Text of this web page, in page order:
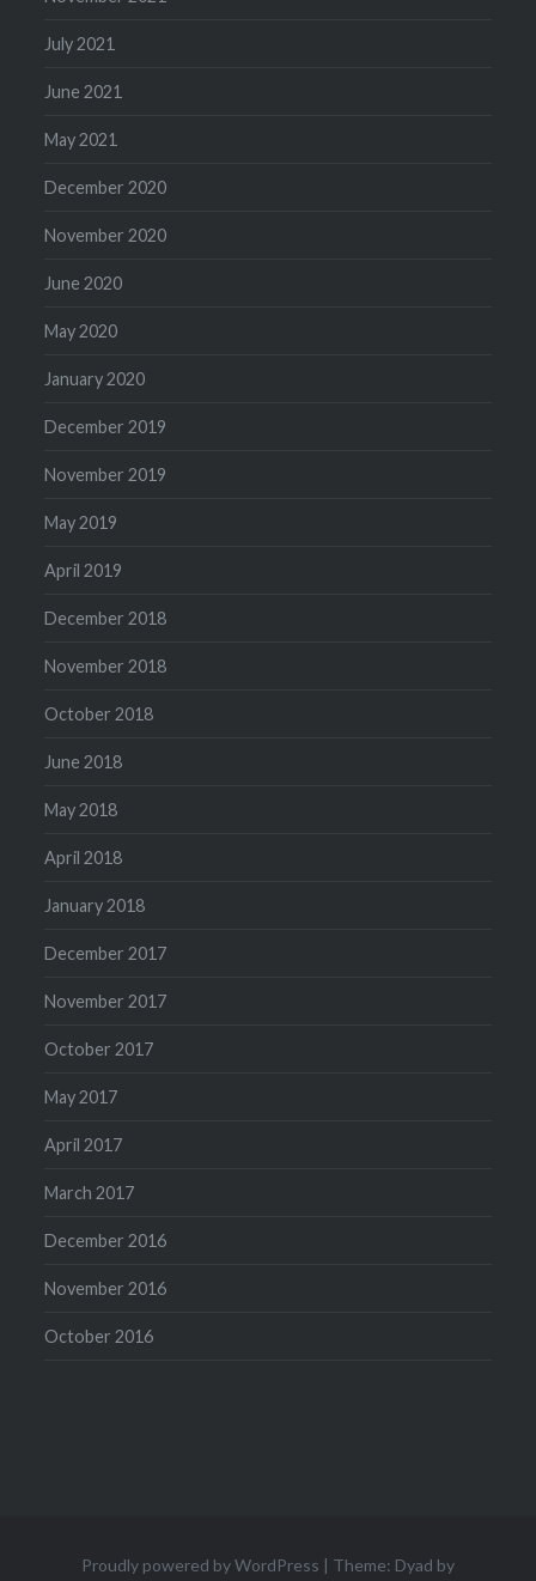
July 2021
June 2021
May 2021
December 2020
November 2020
June 2020
May 2020
January 2020
December 2019
November 2019
May 2019
April 2019
December 2018
November 2018
October 2018
June 2018
May 2018
April 2018
January 2018
December 2017
November 2017
October 2017
May 2017
April 2017
March 2017
December 2016
November 2016
October 2016
Proudly powered by WordPress | Theme: Dyad by